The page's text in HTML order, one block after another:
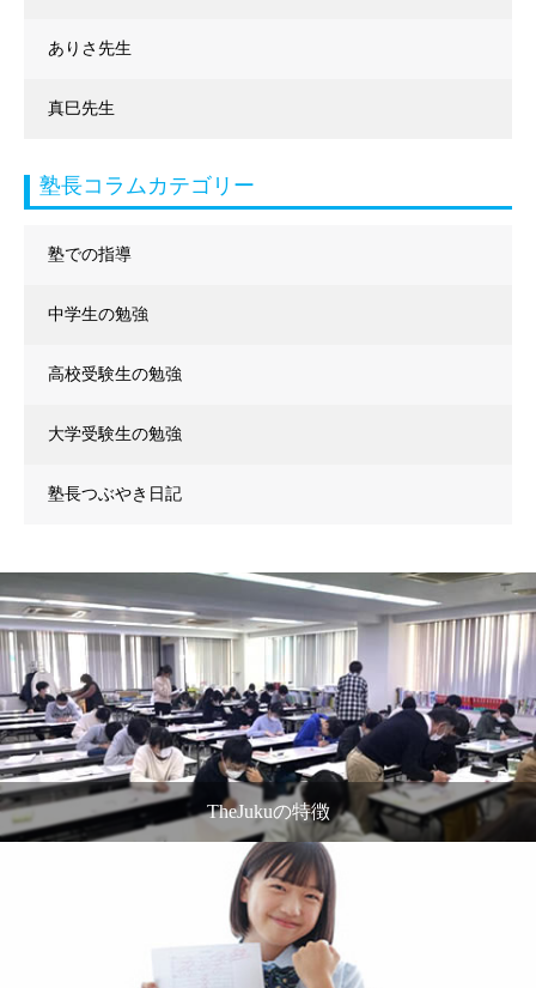
ありさ先生
真巳先生
塾長コラムカテゴリー
塾での指導
中学生の勉強
高校受験生の勉強
大学受験生の勉強
塾長つぶやき日記
TheJukuの特徴